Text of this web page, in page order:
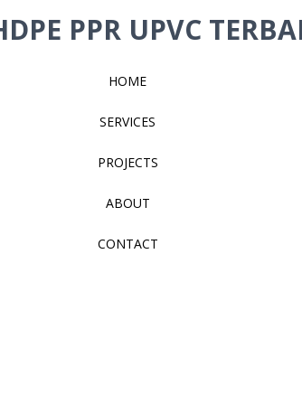
PPR UPVC
HOME
SERVICES
PROJECTS
ABOUT
CONTACT